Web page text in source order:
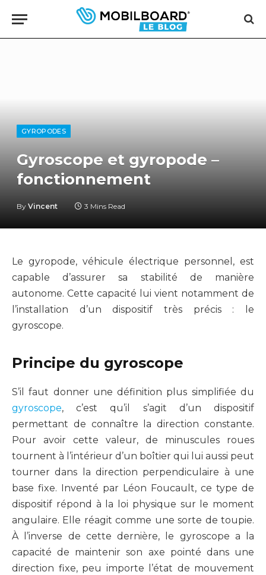
GYROPODES
Gyroscope et gyropode –
fonctionnement
By Vincent 3 Mins Read
Le gyropode, véhicule électrique personnel, est
capable d’assurer sa stabilité de manière
autonome. Cette capacité lui vient notamment de
l’installation d’un dispositif très précis : le
gyroscope.
Principe du gyroscope
S’il faut donner une définition plus simplifiée du
gyroscope, c’est qu’il s’agit d’un dispositif
permettant de connaître la direction constante.
Pour avoir cette valeur, de minuscules roues
tournent à l’intérieur d’un boîtier qui lui aussi peut
tourner dans la direction perpendiculaire à une
base fixe. Inventé par Léon Foucault, ce type de
dispositif répond à la loi physique sur le moment
angulaire. Elle réagit comme une sorte de toupie.
À l’inverse de cette dernière, le gyroscope a la
capacité de maintenir son axe pointé dans une
direction fixe, peu importe l’état de mouvement